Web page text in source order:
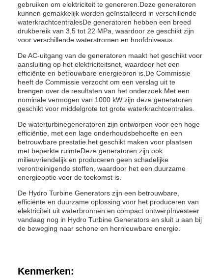
gebruiken om elektriciteit te genereren.Deze generatoren
kunnen gemakkelijk worden geïnstalleerd in verschillende
waterkrachtcentralesDe generatoren hebben een breed
drukbereik van 3,5 tot 22 MPa, waardoor ze geschikt zijn
voor verschillende waterstromen en hoofdniveaus.
De AC-uitgang van de generatoren maakt het geschikt voor
aansluiting op het elektriciteitsnet, waardoor het een
efficiënte en betrouwbare energiebron is.De Commissie
heeft de Commissie verzocht om een verslag uit te
brengen over de resultaten van het onderzoek.Met een
nominale vermogen van 1000 kW zijn deze generatoren
geschikt voor middelgrote tot grote waterkrachtcentrales.
De waterturbinegeneratoren zijn ontworpen voor een hoge
efficiëntie, met een lage onderhoudsbehoefte en een
betrouwbare prestatie.het geschikt maken voor plaatsen
met beperkte ruimteDeze generatoren zijn ook
milieuvriendelijk en produceren geen schadelijke
verontreinigende stoffen, waardoor het een duurzame
energieoptie voor de toekomst is.
De Hydro Turbine Generators zijn een betrouwbare,
efficiënte en duurzame oplossing voor het produceren van
elektriciteit uit waterbronnen.en compact ontwerpInvesteer
vandaag nog in Hydro Turbine Generators en sluit u aan bij
de beweging naar schone en hernieuwbare energie.
Kenmerken: